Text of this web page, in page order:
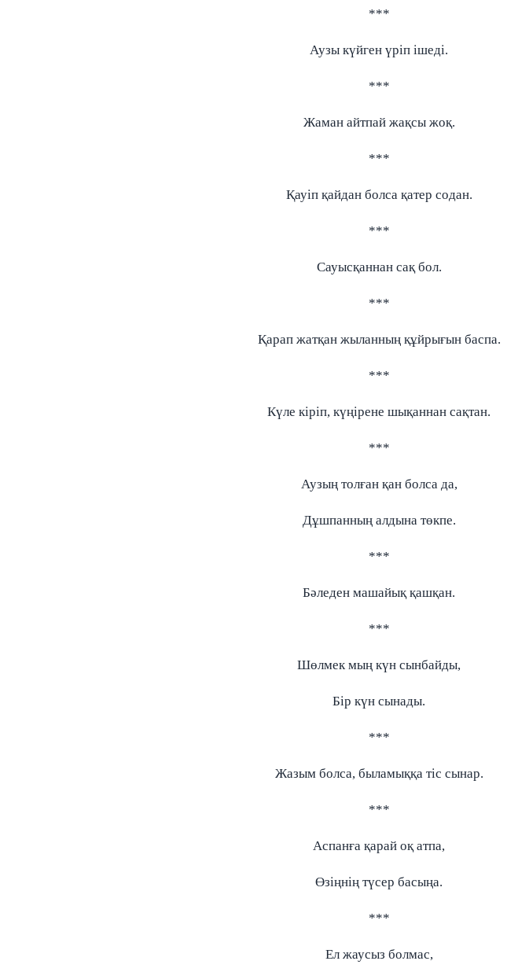
***
Аузы күйген үріп ішеді.
***
Жаман айтпай жақсы жоқ.
***
Қауіп қайдан болса қатер содан.
***
Сауысқаннан сақ бол.
***
Қарап жатқан жыланның құйрығын баспа.
***
Күле кіріп, күңірене шықаннан сақтан.
***
Аузың толған қан болса да,
Дұшпанның алдына төкпе.
***
Бәледен машайық қашқан.
***
Шөлмек мың күн сынбайды,
Бір күн сынады.
***
Жазым болса, быламыққа тіс сынар.
***
Аспанға қарай оқ атпа,
Өзіңнің түсер басыңа.
***
Ел жаусыз болмас,